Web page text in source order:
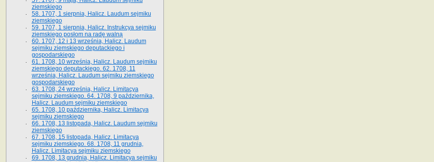
ziemskiego
58. 1707, 1 sierpnia, Halicz. Laudum sejmiku
ziemskiego
59. 1707, 1 sierpnia, Halicz. Instrukcya sejmiku
ziemskiego posłom na radę walną
60. 1707, 12 i 13 września, Halicz. Laudum
sejmiku ziemskiego deputackiego i
gospodarskiego
61. 1708, 10 września, Halicz. Laudum sejmiku
ziemskiego deputackiego. 62. 1708, 11
września, Halicz. Laudum sejmiku ziemskiego
gospodarskiego
63. 1708, 24 września, Halicz. Limitacya
sejmiku ziemskiego. 64. 1708, 9 października,
Halicz. Laudum sejmiku ziemskiego
65­. 1708, 10 października, Halicz. Limitacya
sejmiku ziemskiego
66. 1708, 13 listopada, Halicz. Laudum sejmiku
ziemskiego
67. 1708, 15 listopada, Halicz. Limitacya
sejmiku ziemskiego. 68. 1708, 11 grudnia,
Halicz. Limitacya sejmiku ziemskiego
69. 1708, 13 grudnia, Halicz. Limitacya sejmiku